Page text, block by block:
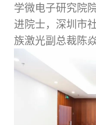
学微电子研究院
进院士，深圳市
族激光副总裁陈